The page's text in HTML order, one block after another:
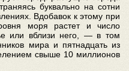
буквально на сотни
Вдобавок к этому при
моря растет и число
или вблизи него, — в том
мира и пятнадцать из
свыше 10 миллионов